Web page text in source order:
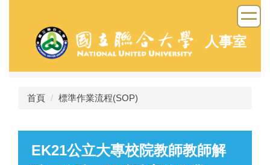
容
人事室
首頁 標準作業流程(SOP)
EK21公立大專校院教師教師解